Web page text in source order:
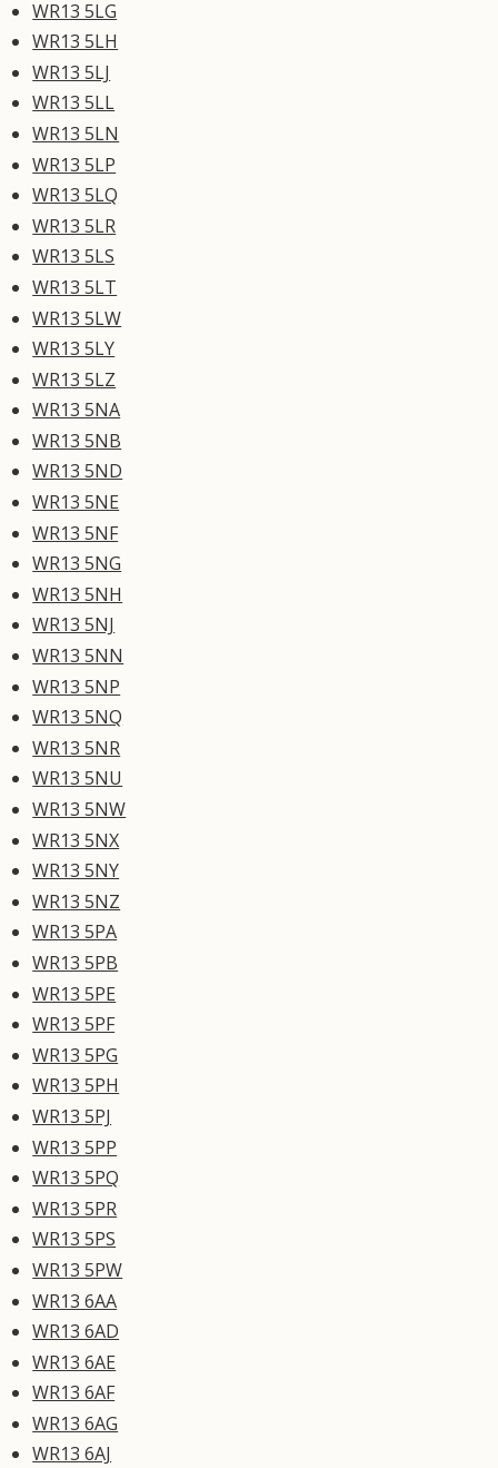
WR13 5LG
WR13 5LH
WR13 5LJ
WR13 5LL
WR13 5LN
WR13 5LP
WR13 5LQ
WR13 5LR
WR13 5LS
WR13 5LT
WR13 5LW
WR13 5LY
WR13 5LZ
WR13 5NA
WR13 5NB
WR13 5ND
WR13 5NE
WR13 5NF
WR13 5NG
WR13 5NH
WR13 5NJ
WR13 5NN
WR13 5NP
WR13 5NQ
WR13 5NR
WR13 5NU
WR13 5NW
WR13 5NX
WR13 5NY
WR13 5NZ
WR13 5PA
WR13 5PB
WR13 5PE
WR13 5PF
WR13 5PG
WR13 5PH
WR13 5PJ
WR13 5PP
WR13 5PQ
WR13 5PR
WR13 5PS
WR13 5PW
WR13 6AA
WR13 6AD
WR13 6AE
WR13 6AF
WR13 6AG
WR13 6AJ